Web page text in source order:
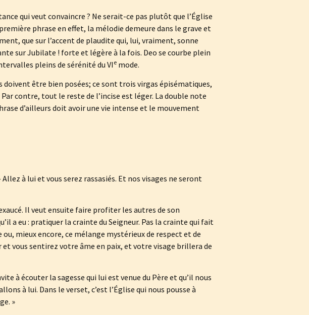
qui veut convaincre ? Ne serait-ce pas plutôt que l’Église
phrase en effet, la mélodie demeure dans le grave et
que sur l’accent de plaudite qui, lui, vraiment, sonne
sur Jubilate ! forte et légère à la fois. Deo se courbe plein
pleins de sérénité du VI e mode.
être bien posées; ce sont trois virgas épisématiques,
contre, tout le reste de l’incise est léger. La double note
d’ailleurs doit avoir une vie intense et le mouvement
à lui et vous serez rassasiés. Et nos visages ne seront
Il veut ensuite faire profiter les autres de son
a eu : pratiquer la crainte du Seigneur. Pas la crainte qui fait
mieux encore, ce mélange mystérieux de respect et de
vous sentirez votre âme en paix, et votre visage brillera de
à écouter la sagesse qui lui est venue du Père et qu’il nous
à lui. Dans le verset, c’est l’Église qui nous pousse à
»